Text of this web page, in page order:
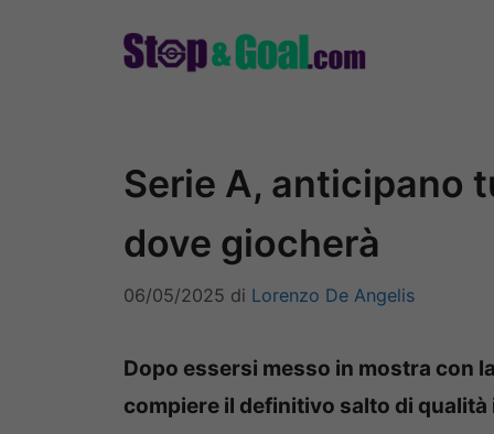
Serie A, anticipano
dove giocherà
06/05/2025 di Lorenzo De Angelis
Dopo essersi messo in mostra con
compiere il definitivo salto di qualità